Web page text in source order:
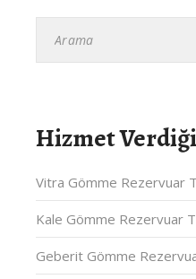
Hizmet
Vitra Gömme Rezervuar
Kale Gömme Rezervuar
Geberit Gömme